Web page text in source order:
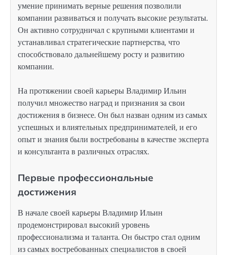
умение принимать верные решения позволили
компании развиваться и получать высокие результаты.
Он активно сотрудничал с крупными клиентами и
устанавливал стратегические партнерства, что
способствовало дальнейшему росту и развитию
компании.
На протяжении своей карьеры Владимир Ильин
получил множество наград и признания за свои
достижения в бизнесе. Он был назван одним из самых
успешных и влиятельных предпринимателей, и его
опыт и знания были востребованы в качестве эксперта
и консультанта в различных отраслях.
Первые профессиональные
достижения
В начале своей карьеры Владимир Ильин
продемонстрировал высокий уровень
профессионализма и таланта. Он быстро стал одним
из самых востребованных специалистов в своей